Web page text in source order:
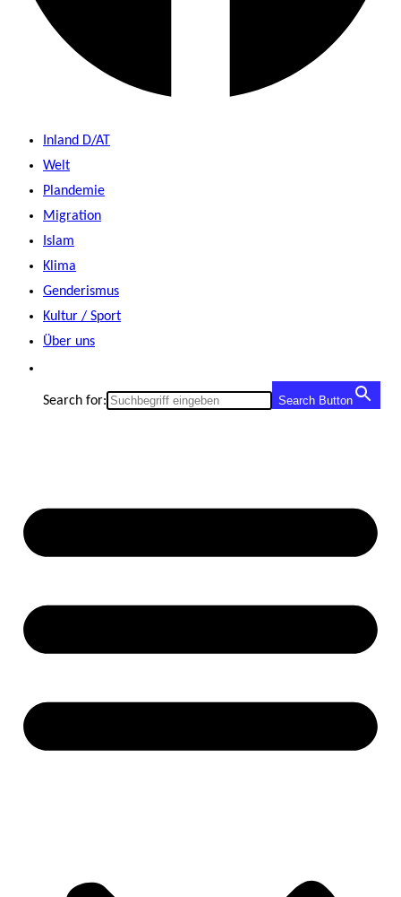
Inland D/AT
Welt
Plandemie
Migration
Islam
Klima
Genderismus
Kultur / Sport
Über uns
Search for: Search Button